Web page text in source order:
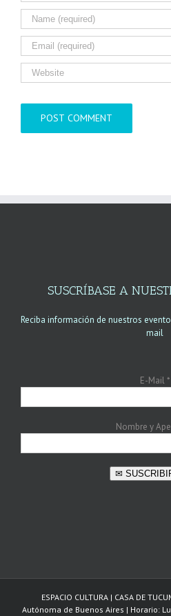
SUSCRÍBASE A
Reciba información de nuestros
mail
E-Mail*
Nombre y
✉
ESPACIO CULTURA | CASA DE
Autónoma de Buenos Aires | Horario: